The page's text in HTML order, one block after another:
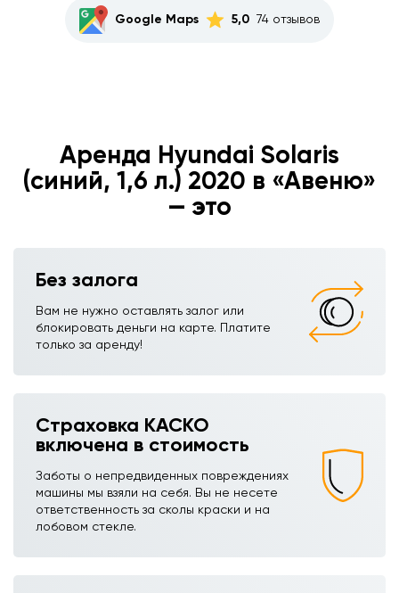
Google Maps 5,0 74 отзывов
Аренда Hyundai Solaris
(синий, 1,6 л.) 2020 в «Авеню»
— это
Без залога
Вам не нужно оставлять залог или
блокировать деньги на карте. Платите
только за аренду!
Страховка КАСКО
включена в стоимость
Заботы о непредвиденных повреждениях
машины мы взяли на себя. Вы не несете
ответственность за сколы краски и на
лобовом стекле.